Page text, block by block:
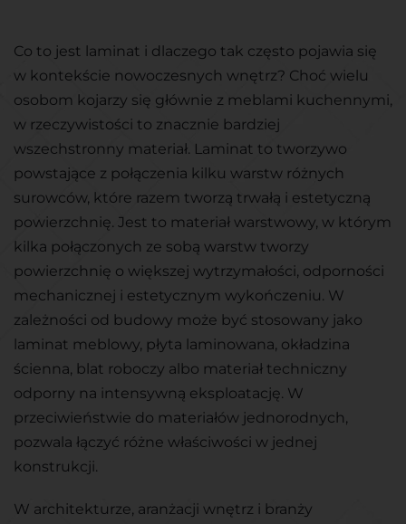
Co to jest laminat i dlaczego tak często pojawia się
w kontekście nowoczesnych wnętrz? Choć wielu
osobom kojarzy się głównie z meblami kuchennymi,
w rzeczywistości to znacznie bardziej
wszechstronny materiał. Laminat to tworzywo
powstające z połączenia kilku warstw różnych
surowców, które razem tworzą trwałą i estetyczną
powierzchnię. Jest to materiał warstwowy, w którym
kilka połączonych ze sobą warstw tworzy
powierzchnię o większej wytrzymałości, odporności
mechanicznej i estetycznym wykończeniu. W
zależności od budowy może być stosowany jako
laminat meblowy, płyta laminowana, okładzina
ścienna, blat roboczy albo materiał techniczny
odporny na intensywną eksploatację. W
przeciwieństwie do materiałów jednorodnych,
pozwala łączyć różne właściwości w jednej
konstrukcji.
W architekturze, aranżacji wnętrz i branży